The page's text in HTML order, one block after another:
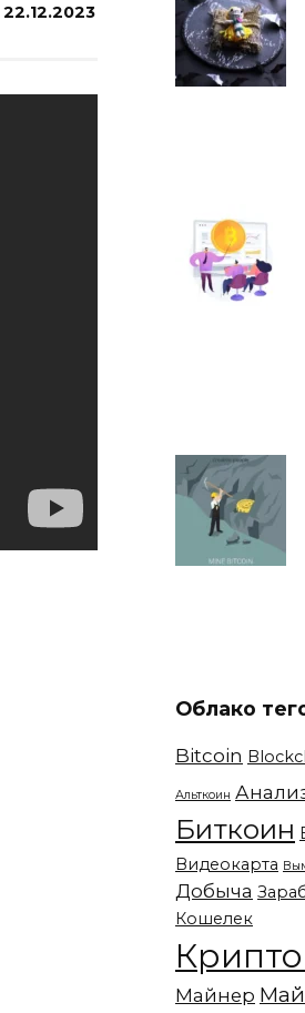
22.12.2023
Облако
Bitcoin
Альткоин
Биткоин
Видеокарта
Добыча
Кошелек
Майнер